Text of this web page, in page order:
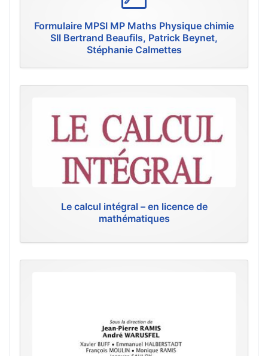
Formulaire MPSI MP Maths Physique chimie
SII Bertrand Beaufils, Patrick Beynet,
Stéphanie Calmettes
Le calcul intégral – en licence de
mathématiques